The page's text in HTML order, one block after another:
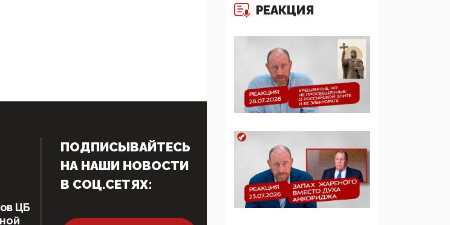
Разбор учебника
редакцией Медведева:
суверенитет,
традиционные
ценности и немного
двоемыслия
Прокуратура наконец
увидела
экстремистскую
деятельность ИИТО
ЮНЕСКО в России, но
цифроглобалисты
продолжают
РЕАКЦИЯ
ЦБ
ПОДПИСЫВАЙТЕСЬ
НА НАШИ НОВОСТИ
В СОЦ.СЕТЯХ: